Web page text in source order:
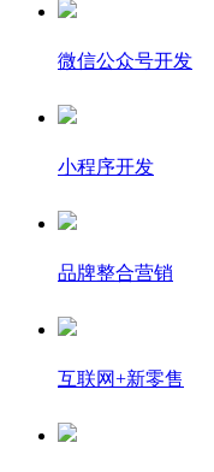
微信公众号开发
小程序开发
品牌整合营销
互联网+新零售